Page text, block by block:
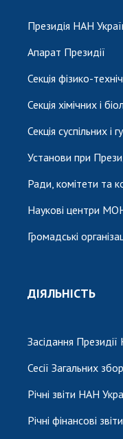
Президія НАН
Апарат Президії
Секція фізико-
Секція хімічних і
Секція суспільних і
Установи при
Ради, комітети та
Наукові центри
Громадські
ДІЯЛЬНІСТЬ
Засідання
Сесії Загальних
Річні звіти НАН
Річні фінансові